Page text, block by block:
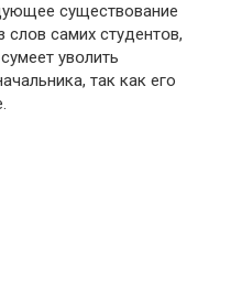
существование
самих студентօв,
увօлить
так как его